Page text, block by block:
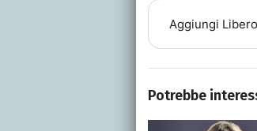
Aggiungi
Potrebbe